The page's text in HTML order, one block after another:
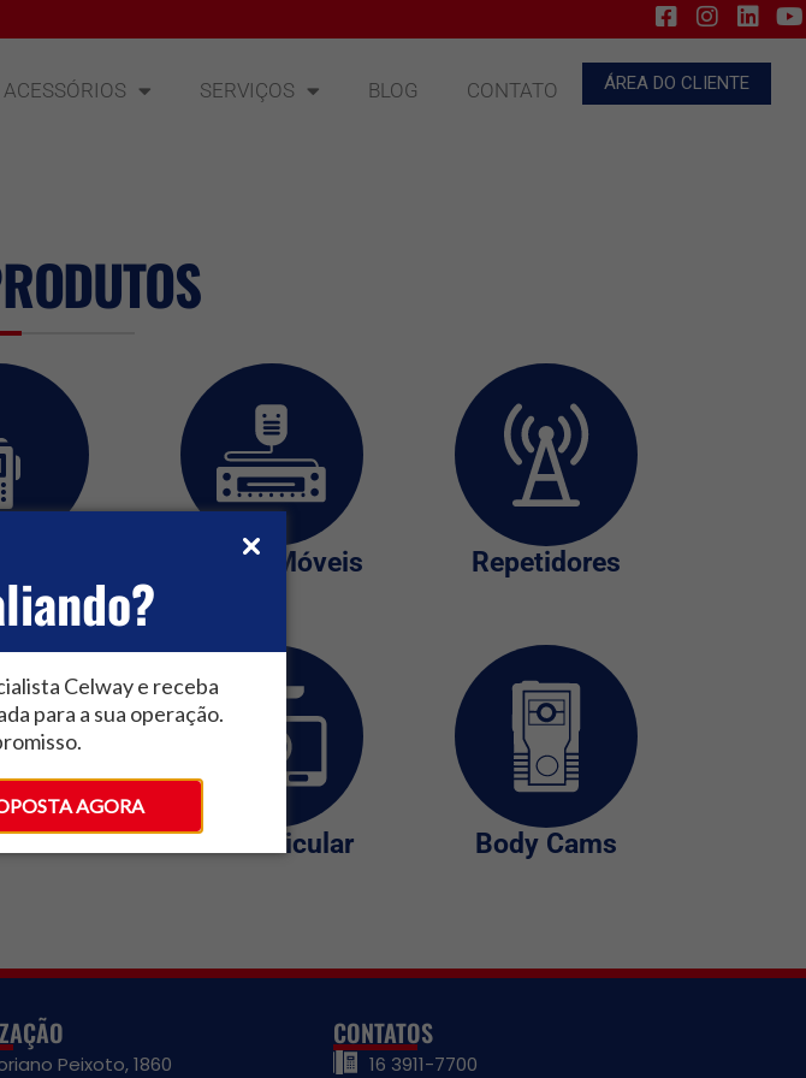
Celway e receba
para a sua operação.
AGORA
ACESSÓRIOS SERVIÇOS BLOG CONTATO ÁREA DO CLIENTE
Rádios Móveis Repetidores
DVR Veicular Body Cams
Peixoto, 1860
CONTATOS
16 3911-7700